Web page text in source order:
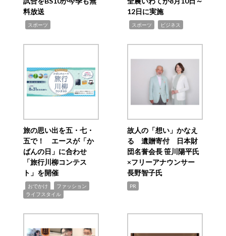
料放送
スポーツ
12日に実施
スポーツ ビジネス
旅の思い出を五・七・
五で！ エースが「か
ばんの日」に合わせ
「旅行川柳コンテス
ト」を開催
おでかけ ファッション
ライフスタイル
故人の「想い」かなえ
る 遺贈寄付 日本財
団名誉会長 笹川陽平氏
×フリーアナウンサー
長野智子氏
PR